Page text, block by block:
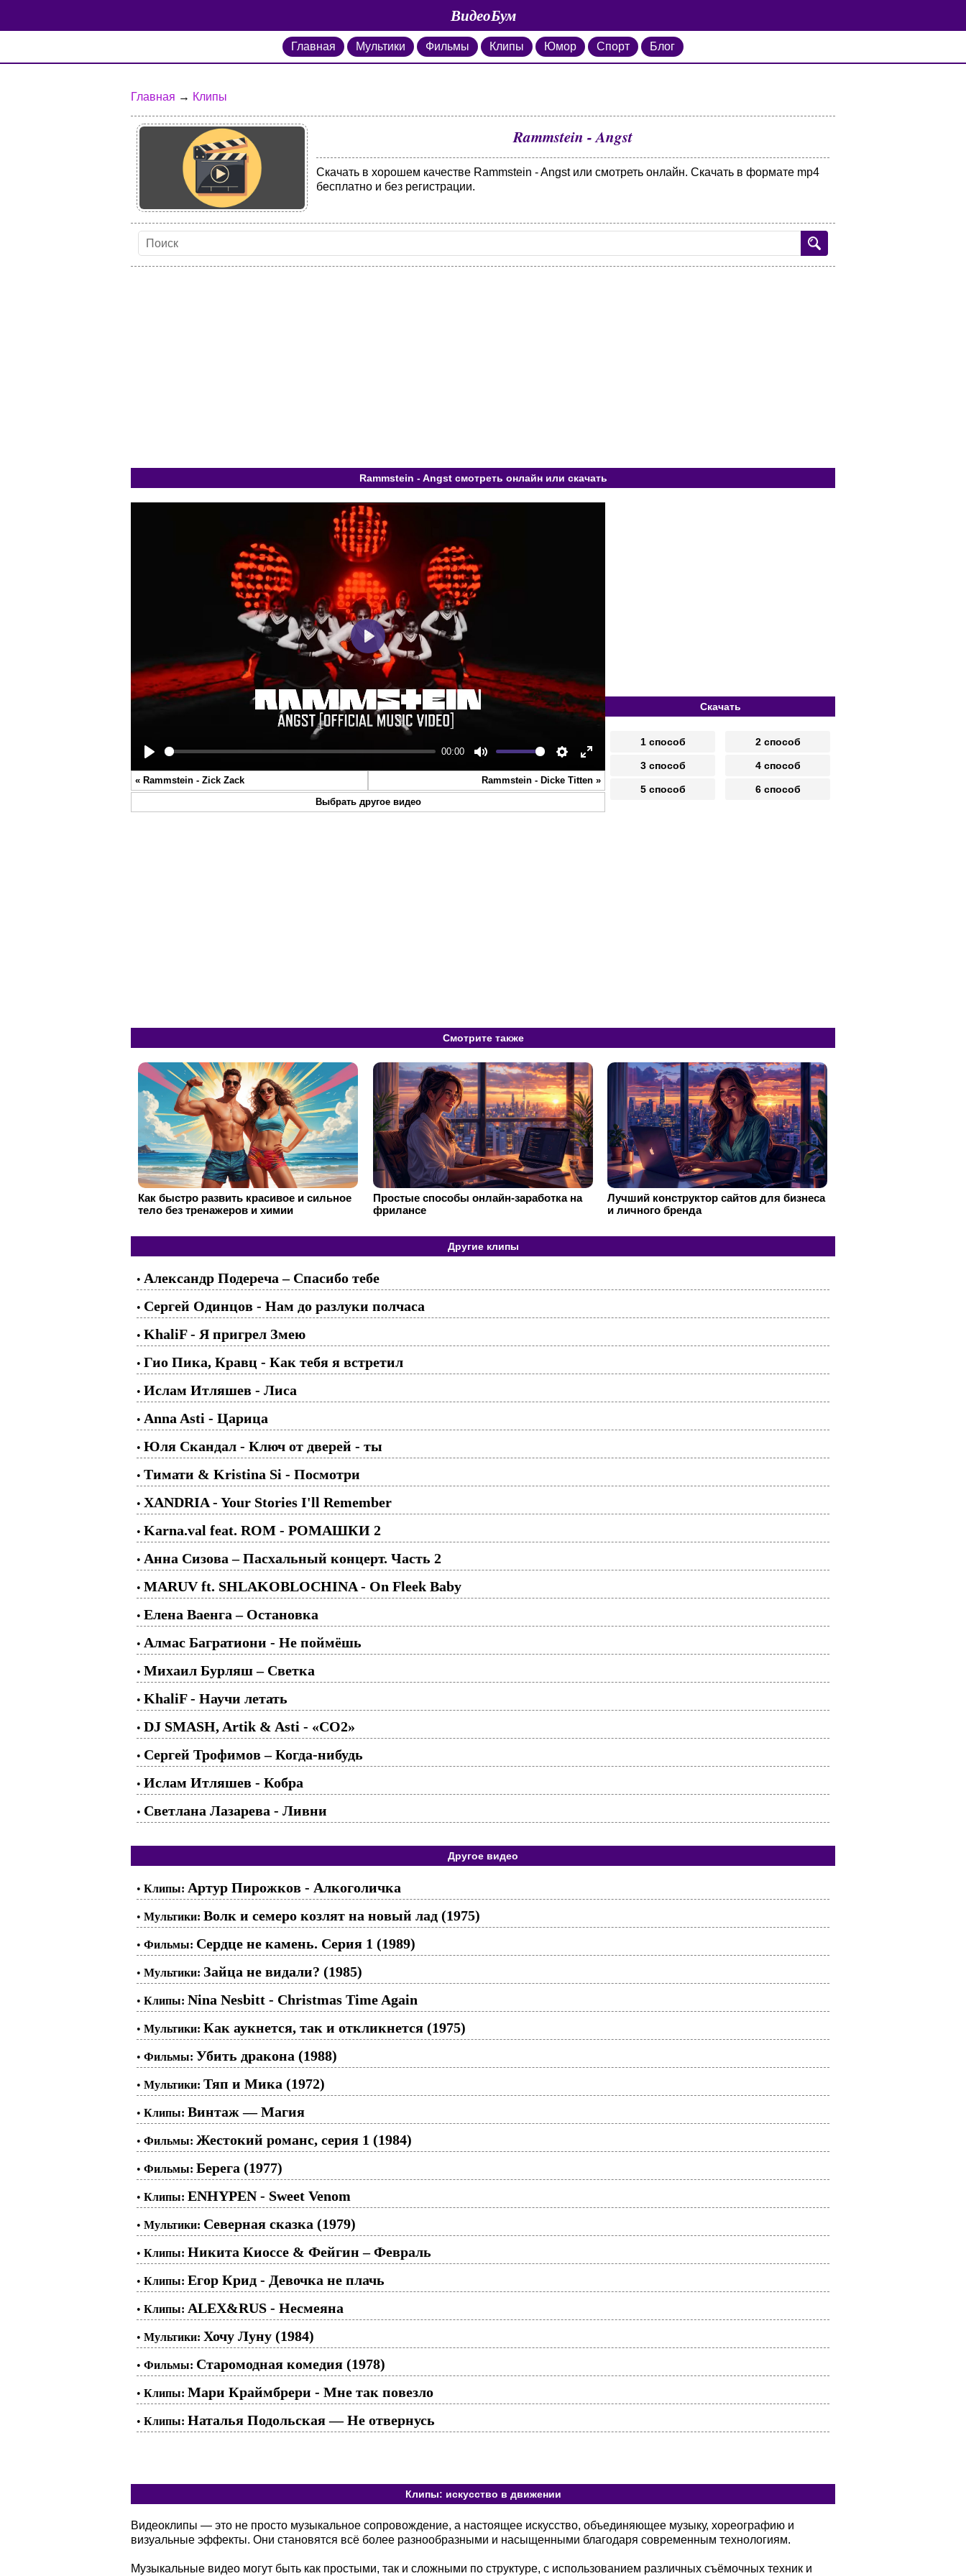
ВидеоБум
Главная Мультики Фильмы Клипы Юмор Спорт Блог
Главная → Клипы
Rammstein - Angst
Скачать в хорошем качестве Rammstein - Angst или смотреть онлайн. Скачать в формате mp4
бесплатно и без регистрации.
Rammstein - Angst смотреть онлайн или скачать
Play
00:00
Mute Settings
Enter
fullscreen
Play
« Rammstein - Zick Zack Rammstein - Dicke Titten »
Выбрать другое видео
Скачать
1 способ 2 способ
3 способ 4 способ
5 способ 6 способ
Смотрите также
Как быстро развить красивое и сильное
тело без тренажеров и химии
Простые способы онлайн-заработка на
фрилансе
Лучший конструктор сайтов для бизнеса
и личного бренда
Другие клипы
• Александр Подереча – Спасибо тебе
• Cергей Одинцов - Нам до разлуки полчаса
• KhaliF - Я пригрел Змею
• Гио Пика, Кравц - Как тебя я встретил
• Ислам Итляшев - Лиса
• Anna Asti - Царица
• Юля Скандал - Ключ от дверей - ты
• Тимати & Kristina Si - Посмотри
• XANDRIA - Your Stories I'll Remember
• Karna.val feat. ROM - РОМАШКИ 2
• Анна Сизова – Пасхальный концерт. Часть 2
• MARUV ft. SHLAKOBLOCHINA - On Fleek Baby
• Елена Ваенга – Остановка
• Алмас Багратиони - Не поймёшь
• Михаил Бурляш – Светка
• KhaliF - Научи летать
• DJ SMASH, Artik & Asti - «CO2»
• Сергей Трофимов – Когда-нибудь
• Ислам Итляшев - Кобра
• Светлана Лазарева - Ливни
Другое видео
• Клипы: Артур Пирожков - Алкоголичка
• Мультики: Волк и семеро козлят на новый лад (1975)
• Фильмы: Сердце не камень. Серия 1 (1989)
• Мультики: Зайца не видали? (1985)
• Клипы: Nina Nesbitt - Christmas Time Again
• Мультики: Как аукнется, так и откликнется (1975)
• Фильмы: Убить дракона (1988)
• Мультики: Тяп и Мика (1972)
• Клипы: Винтаж — Магия
• Фильмы: Жестокий романс, серия 1 (1984)
• Фильмы: Берега (1977)
• Клипы: ENHYPEN - Sweet Venom
• Мультики: Северная сказка (1979)
• Клипы: Никита Киоссе & Фейгин – Февраль
• Клипы: Егор Крид - Девочка не плачь
• Клипы: ALEX&RUS - Несмеяна
• Мультики: Хочу Луну (1984)
• Фильмы: Старомодная комедия (1978)
• Клипы: Мари Краймбрери - Мне так повезло
• Клипы: Наталья Подольская — Не отвернусь
Клипы: искусство в движении
Видеоклипы — это не просто музыкальное сопровождение, а настоящее искусство, объединяющее музыку, хореографию и
визуальные эффекты. Они становятся всё более разнообразными и насыщенными благодаря современным технологиям.
Музыкальные видео могут быть как простыми, так и сложными по структуре, с использованием различных съёмочных техник и